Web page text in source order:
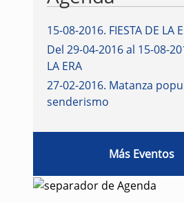
15-08-2016. FIESTA DE LA
Del 29-04-2016 al 15-08-
LA ERA
27-02-2016. Matanza
senderismo
Más Eventos